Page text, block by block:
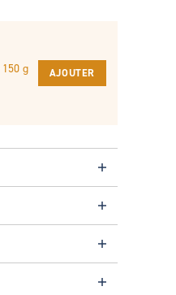
g
AJOUTER